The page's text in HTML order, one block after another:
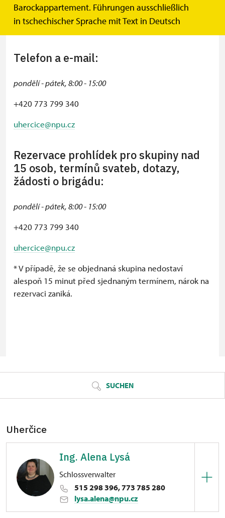
Barockappartement. Führungen ausschließlich
in tschechischer Sprache mit Text in Deutsch
671 07 Uherčice
(u Znojma)
Telefon a e-mail:
pondělí - pátek, 8:00 - 15:00
+420 773 799 340
uhercice@npu.cz
Rezervace prohlídek pro skupiny nad
15 osob, termínů svateb, dotazy,
žádosti o brigádu:
pondělí - pátek, 8:00 - 15:00
+420 773 799 340
uhercice@npu.cz
* V případě, že se objednaná skupina nedostaví
alespoň 15 minut před sjednaným termínem, nárok na
rezervaci zaniká.
SUCHEN
Uherčice
Ing. Alena Lysá
Schlossverwalter
515 298 396, 773 785 280
lysa.alena@npu.cz